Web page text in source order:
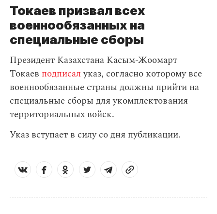
Токаев призвал всех
военнообязанных на
специальные сборы
Президент Казахстана Касым-Жоомарт
Токаев подписалуказ, согласно которому все
военнообязанные страны должны прийти на
специальные сборы для укомплектования
территориальных войск.
Указ вступает в силу со дня публикации.